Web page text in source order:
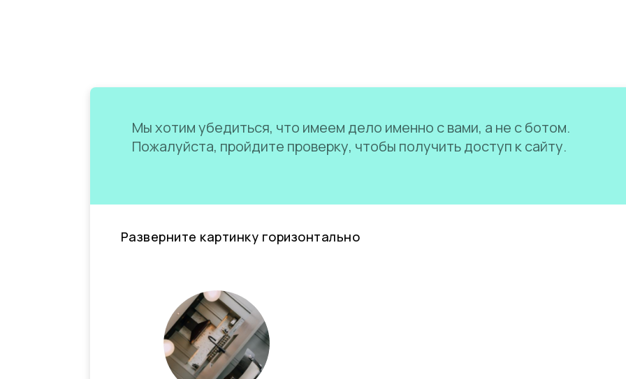
Мы хотим убедиться, что имеем дело именно с вами, а не с ботом.
Пожалуйста, пройдите проверку, чтобы получить доступ к сайту.
Разверните картинку горизонтально